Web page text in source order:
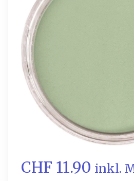
CHF 11.90 inkl.